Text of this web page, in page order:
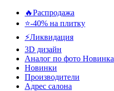
🔥Распродажа
⭐-40% на плитку
⚡️Ликвидация
3D дизайн
Аналог по фото Новинка
Новинки
Производители
Адрес салона